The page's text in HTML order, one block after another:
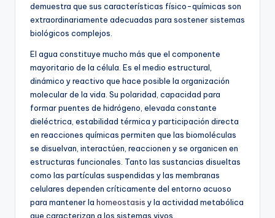
demuestra que sus características físico-químicas son
extraordinariamente adecuadas para sostener sistemas
biológicos complejos.
El agua constituye mucho más que el componente
mayoritario de la célula. Es el medio estructural,
dinámico y reactivo que hace posible la organización
molecular de la vida. Su polaridad, capacidad para
formar puentes de hidrógeno, elevada constante
dieléctrica, estabilidad térmica y participación directa
en reacciones químicas permiten que las biomoléculas
se disuelvan, interactúen, reaccionen y se organicen en
estructuras funcionales. Tanto las sustancias disueltas
como las partículas suspendidas y las membranas
celulares dependen críticamente del entorno acuoso
para mantener la homeostasis y la actividad metabólica
que caracterizan a los sistemas vivos.